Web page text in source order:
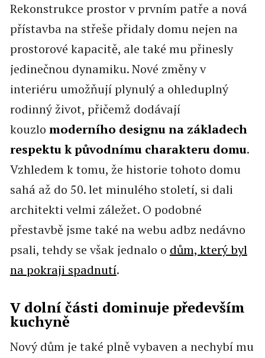
Rekonstrukce prostor v prvním patře a nová
přístavba na střeše přidaly domu nejen na
prostorové kapacitě, ale také mu přinesly
jedinečnou dynamiku. Nové změny v
interiéru umožňují plynulý a ohleduplný
rodinný život, přičemž dodávají
kouzlo moderního designu na základech
respektu k původnímu charakteru domu.
Vzhledem k tomu, že historie tohoto domu
sahá až do 50. let minulého století, si dali
architekti velmi záležet. O podobné
přestavbě jsme také na webu adbz nedávno
psali, tehdy se však jednalo o dům, který byl
na pokraji spadnutí.
V dolní části dominuje především
kuchyně
Nový dům je také plně vybaven a nechybí mu